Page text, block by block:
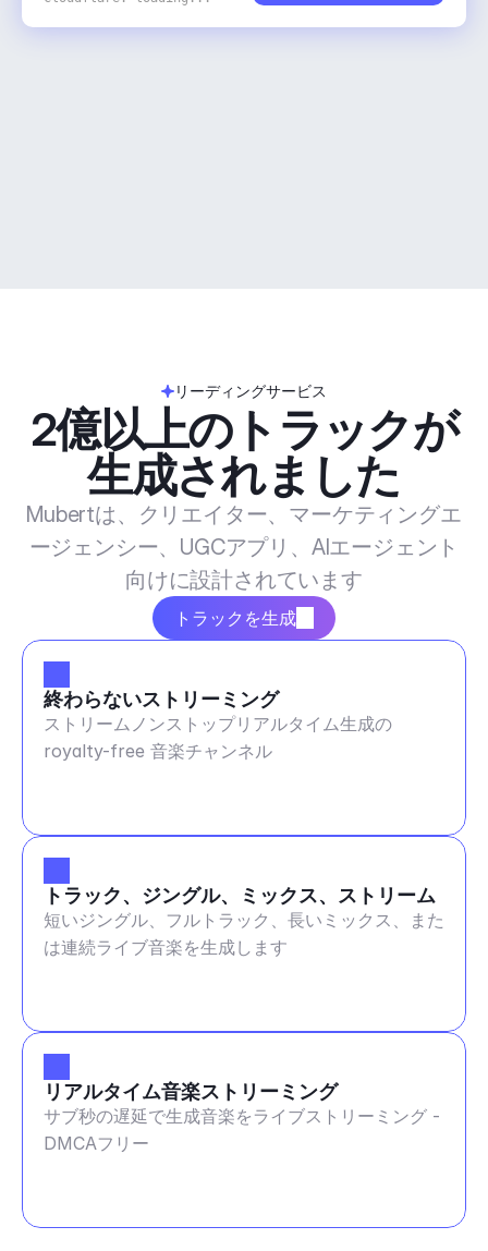
リーディングサービス
2億以上のトラックが
生成されました
Mubertは、クリエイター、マーケティングエ
ージェンシー、UGCアプリ、AIエージェント
向けに設計されています
トラックを生成
終わらないストリーミング
ストリームノンストップリアルタイム生成の
royalty-free 音楽チャンネル
トラック、ジングル、ミックス、ストリーム
短いジングル、フルトラック、長いミックス、また
は連続ライブ音楽を生成します
リアルタイム音楽ストリーミング
サブ秒の遅延で生成音楽をライブストリーミング -
DMCAフリー